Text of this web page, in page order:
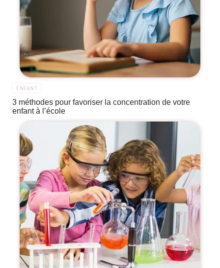
ENFANT
3 méthodes pour favoriser la concentration de votre
enfant à l’école